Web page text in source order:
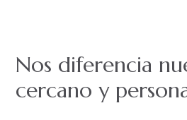
Nos diferencia
cercano y